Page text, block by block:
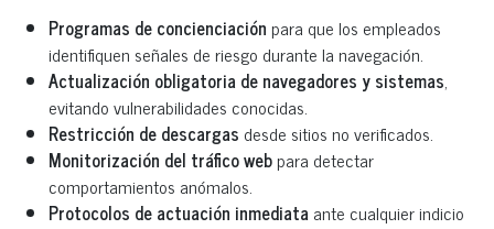
Programas de concienciaciónpara que los empleados
identifiquen señales de riesgo durante la navegación.
Actualización obligatoria de navegadores y sistemas,
evitando vulnerabilidades conocidas.
Restricción de descargas desde sitios no verificados.
Monitorización del tráfico webpara detectar
comportamientos anómalos.
Protocolos de actuación inmediataante cualquier indicio